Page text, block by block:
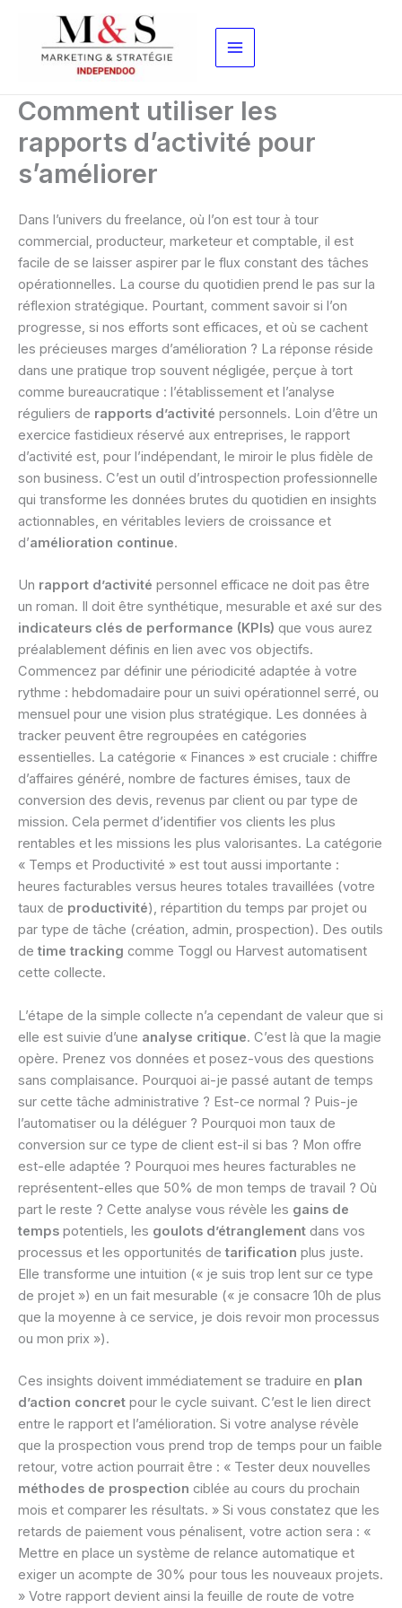
contenu
Comment utiliser les
rapports d’activité pour
s’améliorer
Dans l’univers du freelance, où l’on est tour à tour
commercial, producteur, marketeur et comptable, il est
facile de se laisser aspirer par le flux constant des tâches
opérationnelles. La course du quotidien prend le pas sur la
réflexion stratégique. Pourtant, comment savoir si l’on
progresse, si nos efforts sont efficaces, et où se cachent
les précieuses marges d’amélioration ? La réponse réside
dans une pratique trop souvent négligée, perçue à tort
comme bureaucratique : l’établissement et l’analyse
réguliers de rapports d’activité personnels. Loin d’être un
exercice fastidieux réservé aux entreprises, le rapport
d’activité est, pour l’indépendant, le miroir le plus fidèle de
son business. C’est un outil d’introspection professionnelle
qui transforme les données brutes du quotidien en insights
actionnables, en véritables leviers de croissance et
d’amélioration continue.
Un rapport d’activité personnel efficace ne doit pas être
un roman. Il doit être synthétique, mesurable et axé sur des
indicateurs clés de performance (KPIs) que vous aurez
préalablement définis en lien avec vos objectifs.
Commencez par définir une périodicité adaptée à votre
rythme : hebdomadaire pour un suivi opérationnel serré, ou
mensuel pour une vision plus stratégique. Les données à
tracker peuvent être regroupées en catégories
essentielles. La catégorie « Finances » est cruciale : chiffre
d’affaires généré, nombre de factures émises, taux de
conversion des devis, revenus par client ou par type de
mission. Cela permet d’identifier vos clients les plus
rentables et les missions les plus valorisantes. La catégorie
« Temps et Productivité » est tout aussi importante :
heures facturables versus heures totales travaillées (votre
taux de productivité), répartition du temps par projet ou
par type de tâche (création, admin, prospection). Des outils
de time tracking comme Toggl ou Harvest automatisent
cette collecte.
L’étape de la simple collecte n’a cependant de valeur que si
elle est suivie d’une analyse critique. C’est là que la magie
opère. Prenez vos données et posez-vous des questions
sans complaisance. Pourquoi ai-je passé autant de temps
sur cette tâche administrative ? Est-ce normal ? Puis-je
l’automatiser ou la déléguer ? Pourquoi mon taux de
conversion sur ce type de client est-il si bas ? Mon offre
est-elle adaptée ? Pourquoi mes heures facturables ne
représentent-elles que 50% de mon temps de travail ? Où
part le reste ? Cette analyse vous révèle les gains de
temps potentiels, les goulots d’étranglement dans vos
processus et les opportunités de tarification plus juste.
Elle transforme une intuition (« je suis trop lent sur ce type
de projet ») en un fait mesurable (« je consacre 10h de plus
que la moyenne à ce service, je dois revoir mon processus
ou mon prix »).
Ces insights doivent immédiatement se traduire en plan
d’action concret pour le cycle suivant. C’est le lien direct
entre le rapport et l’amélioration. Si votre analyse révèle
que la prospection vous prend trop de temps pour un faible
retour, votre action pourrait être : « Tester deux nouvelles
méthodes de prospection ciblée au cours du prochain
mois et comparer les résultats. » Si vous constatez que les
retards de paiement vous pénalisent, votre action sera : «
Mettre en place un système de relance automatique et
exiger un acompte de 30% pour tous les nouveaux projets.
» Votre rapport devient ainsi la feuille de route de votre